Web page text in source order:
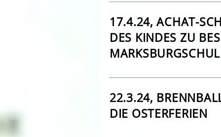
17.4.24, ACHAT-
DES KINDES ZU
22.3.24,
DIE OSTERFERIEN